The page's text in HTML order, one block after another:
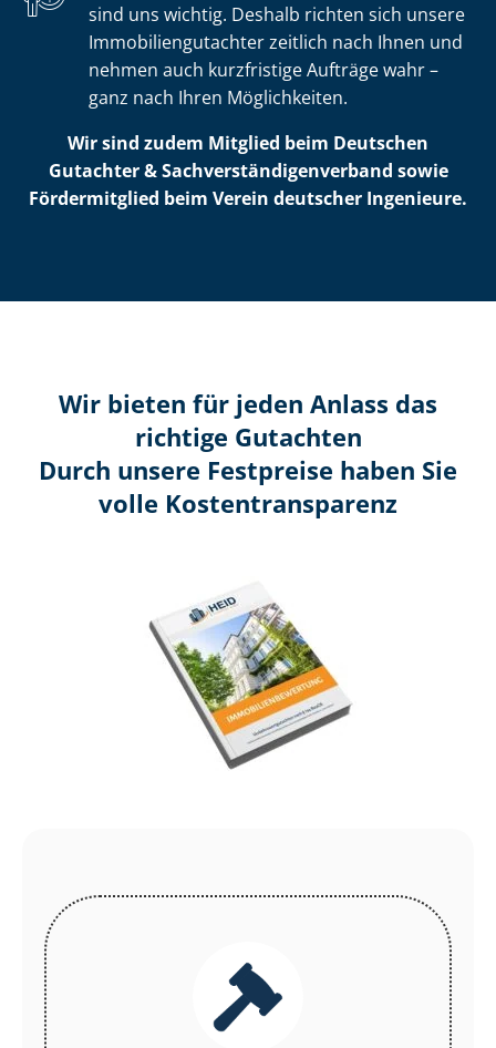
sind uns wichtig. Deshalb richten sich unsere
Im­mo­bi­li­en­gut­ach­ter zeitlich nach Ihnen und
nehmen auch kurzfristige Aufträge wahr –
ganz nach Ihren Möglichkeiten.
Wir sind zudem Mitglied beim Deutschen
Gutachter & Sach­ver­stän­di­gen­ver­band sowie
Fördermitglied beim Verein deutscher Ingenieure.
Wir bieten für jeden Anlass das
richtige Gutachten
Durch unsere Festpreise haben Sie
volle Kosten­transparenz